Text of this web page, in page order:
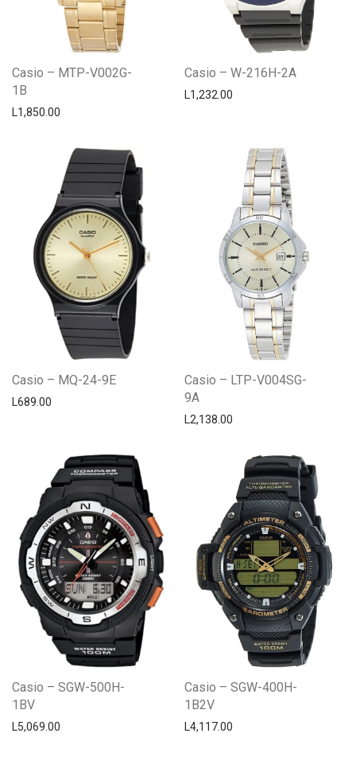
Casio – MTP-V002G-
1B
L1,850.00
Casio – W-216H-2A
L1,232.00
Casio – MQ-24-9E
L689.00
Casio – LTP-V004SG-
9A
L2,138.00
Casio – SGW-500H-
1BV
L5,069.00
Casio – SGW-400H-
1B2V
L4,117.00